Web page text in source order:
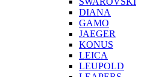
DIANA
GAMO
JAEGER
KONUS
LEICA
LEUPOLD